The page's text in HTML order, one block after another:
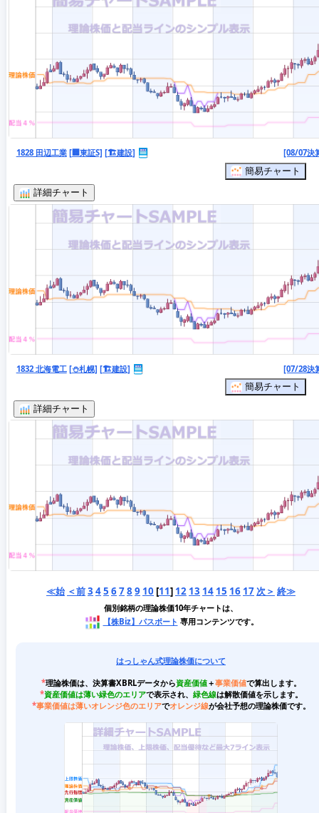
1828 田辺工業 [🏢東証S] [🏗️建設]
[08/07決
簡易チャート
詳細チャート
1832 北海電工 [⛄札幌] [🏗️建設]
[07/28決
簡易チャート
詳細チャート
≪始 ＜前3 45 678 9 10 [11] 12 13 14 15 16 17 次＞ 終≫
個別銘柄の理論株価10年チャートは、
【株Biz】パスポート 専用コンテンツです。
はっしゃん式理論株価について
*理論株価は、決算書XBRLデータから資産価値＋事業価値で算出します。
*資産価値は薄い緑色のエリアで表示され、 緑色線は解散価値を示します。
*事業価値は薄いオレンジ色のエリアでオレンジ線が会社予想の理論株価です。